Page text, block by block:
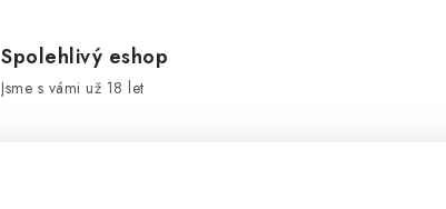
Spolehlivý eshop
Jsme s vámi už 18 let